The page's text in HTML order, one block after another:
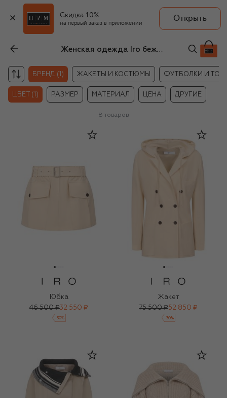
Скидка 10%
на первый заказ в приложении
Открыть
Женская одежда Iro бежевого цвета
БРЕНД (1) ЖАКЕТЫ И КОСТЮМЫ ФУТБОЛКИ И
ЦВЕТ (1) РАЗМЕР МАТЕРИАЛ ЦЕНА ДРУГИЕ
8 товаров
Юбка
46 500 ₽32 550 ₽
-30%
Жакет
75 500 ₽52 850 ₽
-30%